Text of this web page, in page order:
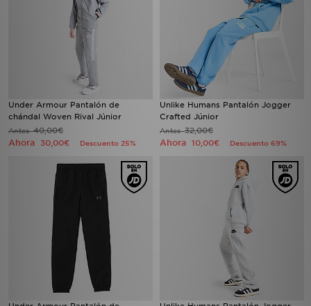
Under Armour Pantalón de
chándal Woven Rival Júnior
Antes40,00€
Ahora 30,00€ Descuento 25%
Unlike Humans Pantalón Jogger
Crafted Júnior
Antes32,00€
Ahora 10,00€ Descuento 69%